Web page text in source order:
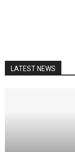
LATEST NEWS